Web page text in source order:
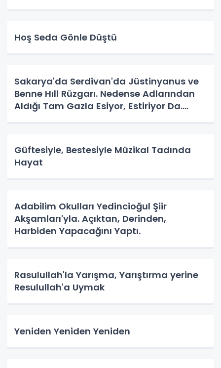
Hoş Seda Gönle Düştü
Sakarya'da Serdivan'da Jüstinyanus ve
Benne Hıll Rüzgarı. Nedense Adlarından
Aldığı Tam Gazla Esiyor, Estiriyor Da.
Güftesiyle, Bestesiyle Müzikal Tadında
Hayat
Adabilim Okulları Yedincioğul Şiir
Akşamları'yla. Açıktan, Derinden,
Harbiden Yapacağını Yaptı.
Rasulullah'la Yarışma, Yarıştırma yerine
Resulullah'a Uymak
Yeniden Yeniden Yeniden